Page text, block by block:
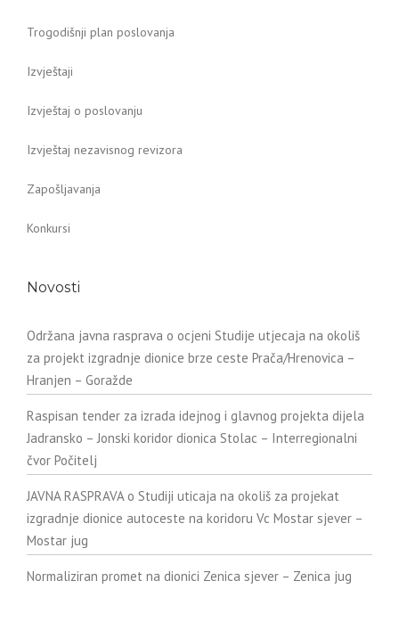
Trogodišnji plan poslovanja
Izvještaji
Izvještaj o poslovanju
Izvještaj nezavisnog revizora
Zapošljavanja
Konkursi
Novosti
Održana javna rasprava o ocjeni Studije utjecaja na okoliš
za projekt izgradnje dionice brze ceste Prača/Hrenovica –
Hranjen – Goražde
Raspisan tender za izrada idejnog i glavnog projekta dijela
Jadransko – Jonski koridor dionica Stolac – Interregionalni
čvor Počitelj
JAVNA RASPRAVA o Studiji uticaja na okoliš za projekat
izgradnje dionice autoceste na koridoru Vc Mostar sjever –
Mostar jug
Normaliziran promet na dionici Zenica sjever – Zenica jug